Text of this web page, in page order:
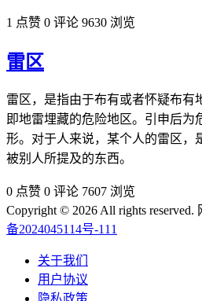
1 点赞 0 评论 9630 浏览
雷区
雷区，是指由于布有或者怀疑布有
即地雷埋藏的危险地区。引申后为
形。对于人来说，某个人的雷区，
被别人所提及的东西。
0 点赞 0 评论 7607 浏览
Copyright © 2026 All rights reserved.
备2024045114号-111
关于我们
用户协议